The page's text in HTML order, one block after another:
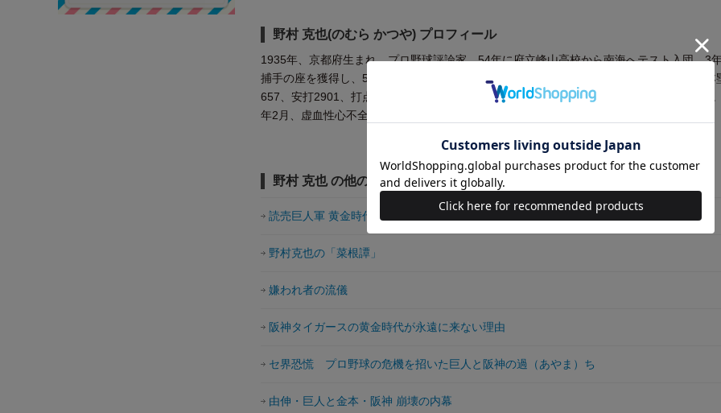
野村 克也(のむら かつや) プロフィール
1935年、京都府生まれ。プロ野球評論家。54年に府立峰山高校から南海へテスト入団。3
捕手の座を獲得し、57年に30本塁打で初タイトル。65年に戦後初の三冠王。通算記録で本
657、安打2901、打点1988はいずれも歴代2位。監督としてもリーグ優勝5回、日本一3回
年2月、虚血性心不全で死去。享年84。
野村 克也 の他の作品
読売巨人軍 黄金時代再び
野村克也の「菜根譚」
嫌われ者の流儀
阪神タイガースの黄金時代が永遠に来ない理由
セ界恐慌 プロ野球の危機を招いた巨人と阪神の過（あやま）ち
由伸・巨人と金本・阪神 崩壊の内幕